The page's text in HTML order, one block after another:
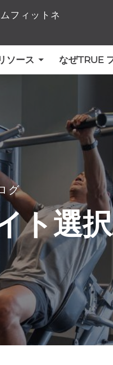
フィットネ
ソース なぜTRUE
グ
ト選